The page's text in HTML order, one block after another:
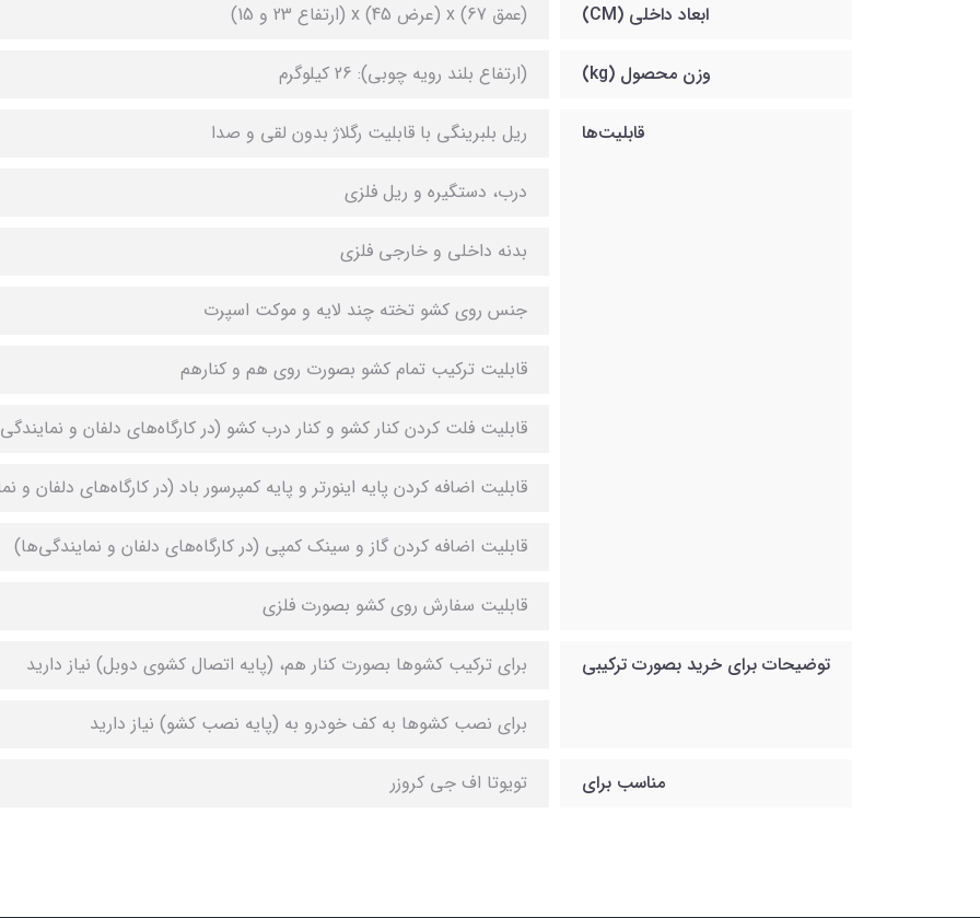
ابعاد داخلی (CM) (عمق 67) x (عرض 45) x (ارتفاع 23 و 15)
وزن محصول (kg) (ارتفاع بلند رویه چوبی): 26 کیلوگرم
قابلیت‌ها ریل بلبرینگی با قابلیت رگلاژ بدون لقی و صدا
درب، دستگیره و ریل فلزی
بدنه داخلی و خارجی فلزی
جنس روی کشو تخته چند لایه و موکت اسپرت
قابلیت ترکیب تمام کشو بصورت روی هم و کنارهم
قابلیت فلت کردن کنار کشو و کنار درب کشو (در کارگاه‌های دلفان و
قابلیت اضافه کردن پایه اینورتر و پایه کمپرسور باد (در کارگاه‌های دلفان و
قابلیت اضافه کردن گاز و سینک کمپی (در کارگاه‌های دلفان و نمایندگی‌ها)
قابلیت سفارش روی کشو بصورت فلزی
توضیحات برای خرید بصورت ترکیبی برای ترکیب کشوها بصورت کنار هم، (پایه اتصال کشوی دوبل) نیاز دارید
برای نصب کشوها به کف خودرو به (پایه نصب کشو) نیاز دارید
مناسب برای تویوتا اف جی کروزر